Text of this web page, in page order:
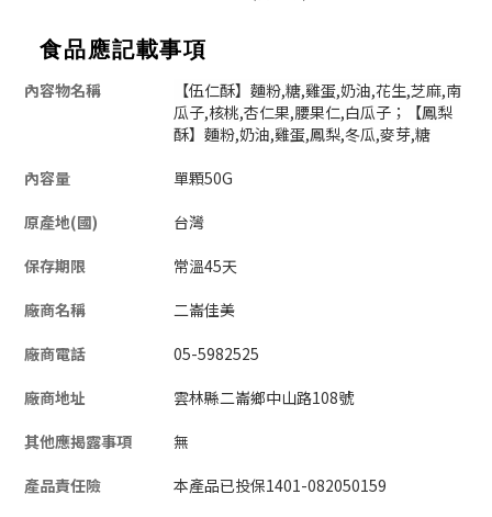
食品應記載事項
內容物名稱
【伍仁酥】麵粉,糖,雞蛋,奶油,花生,芝麻,南
瓜子,核桃,杏仁果,腰果仁,白瓜子；【鳳梨
酥】 麵粉,奶油,雞蛋,鳳梨,冬瓜,麥芽,糖
內容量
單顆50G
原產地(國)
台灣
保存期限
常溫45天
廠商名稱
二崙佳美
廠商電話
05-5982525
廠商地址
雲林縣二崙鄉中山路108號
其他應揭露事項
無
產品責任險
本產品已投保1401-082050159